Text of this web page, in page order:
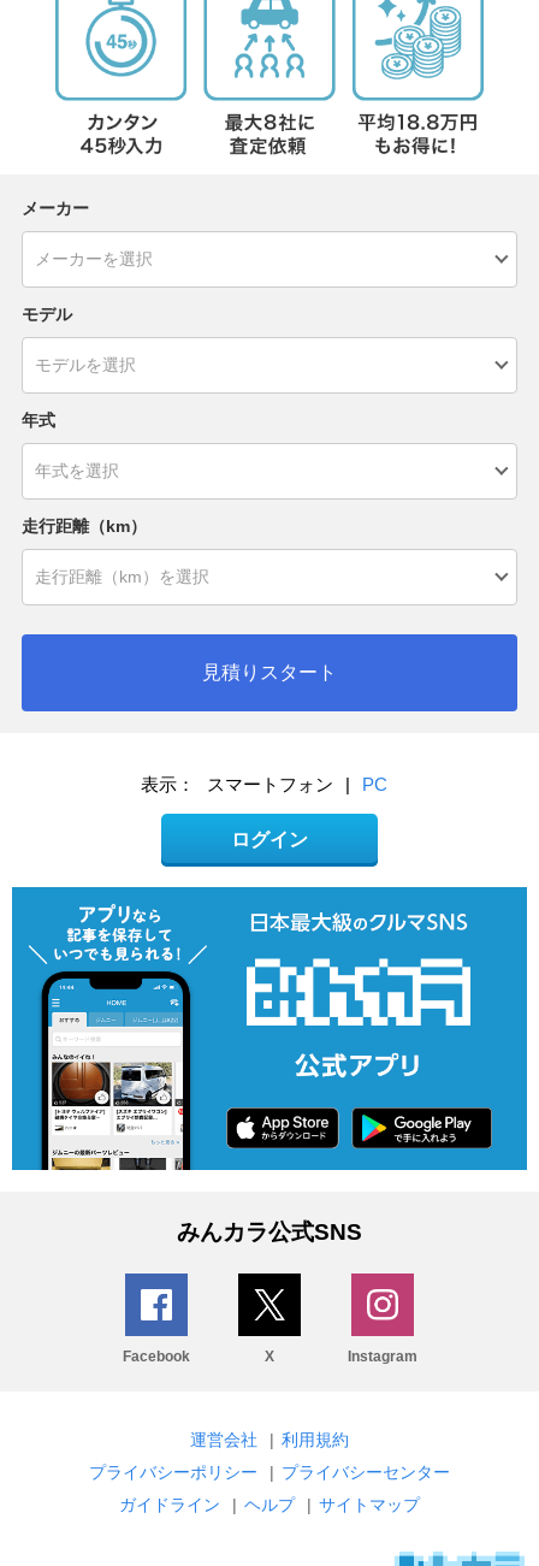
メーカー
モデル
年式
走行距離（km）
見積りスタート
表示： スマートフォン | PC
ログイン
みんカラ公式SNS
Facebook X Instagram
運営会社 | 利用規約
プライバシーポリシー
| プライバシーセンター
ガイドライン
| ヘルプ | サイトマップ